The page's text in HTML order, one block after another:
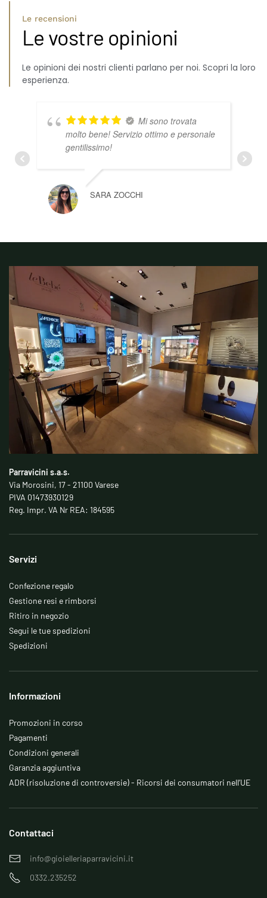
Le recensioni
Le vostre opinioni
Le opinioni dei nostri clienti parlano per noi. Scopri la loro
esperienza.
Mi sono trovata
molto bene! Servizio ottimo e personale
gentilissimo!
SARA ZOCCHI
Parravicini s.a.s.
Via Morosini, 17 - 21100 Varese
PIVA 01473930129
Reg. Impr. VA Nr REA: 184595
Servizi
Confezione regalo
Gestione resi e rimborsi
Ritiro in negozio
Segui le tue spedizioni
Spedizioni
Informazioni
Promozioni in corso
Pagamenti
Condizioni generali
Garanzia aggiuntiva
ADR (risoluzione di controversie) - Ricorsi dei consumatori nell’UE
Contattaci
info@gioielleriaparravicini.it
0332.235252